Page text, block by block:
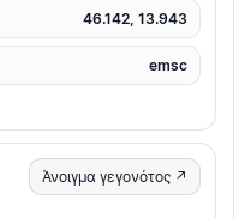
46.142, 13.943
emsc
Άνοιγμα γεγονότος ↗